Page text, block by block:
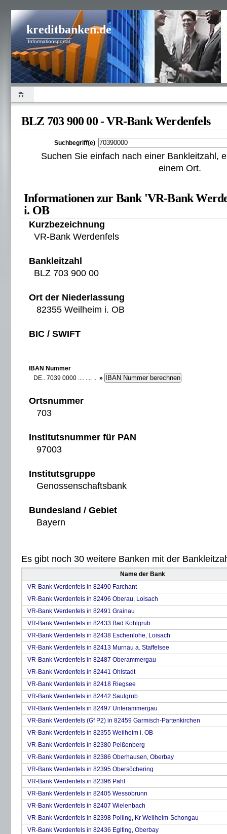
kreditbanken.de
Informationsportal
BLZ 703 900 00 - VR-Bank Werdenfels
Suchbegriff(e)
Suchen Sie einfach nach einer Bankleitzahl,
einem Ort.
Informationen zur Bank 'VR-Bank
i. OB
Kurzbezeichnung
VR-Bank Werdenfels
Bankleitzahl
BLZ 703 900 00
Ort der Niederlassung
82355 Weilheim i. OB
BIC / SWIFT
IBAN Nummer
DE.. 7039 0000 .... .... .. »
Ortsnummer
703
Institutsnummer für PAN
97003
Institutsgruppe
Genossenschaftsbank
Bundesland / Gebiet
Bayern
Es gibt noch 30 weitere Banken mit der
Name der Bank
VR-Bank Werdenfels in 82490 Farchant
VR-Bank Werdenfels in 82496 Oberau, Loisach
VR-Bank Werdenfels in 82491 Grainau
VR-Bank Werdenfels in 82433 Bad Kohlgrub
VR-Bank Werdenfels in 82438 Eschenlohe, Loisach
VR-Bank Werdenfels in 82413 Murnau a. Staffelsee
VR-Bank Werdenfels in 82487 Oberammergau
VR-Bank Werdenfels in 82441 Ohlstadt
VR-Bank Werdenfels in 82418 Riegsee
VR-Bank Werdenfels in 82442 Saulgrub
VR-Bank Werdenfels in 82497 Unterammergau
VR-Bank Werdenfels (Gf P2) in 82459 Garmisch-Partenkirchen
VR-Bank Werdenfels in 82355 Weilheim i. OB
VR-Bank Werdenfels in 82380 Peißenberg
VR-Bank Werdenfels in 82386 Oberhausen, Oberbay
VR-Bank Werdenfels in 82395 Obersöchering
VR-Bank Werdenfels in 82396 Pähl
VR-Bank Werdenfels in 82405 Wessobrunn
VR-Bank Werdenfels in 82407 Wielenbach
VR-Bank Werdenfels in 82398 Polling, Kr Weilheim-Schongau
VR-Bank Werdenfels in 82436 Eglfing, Oberbay